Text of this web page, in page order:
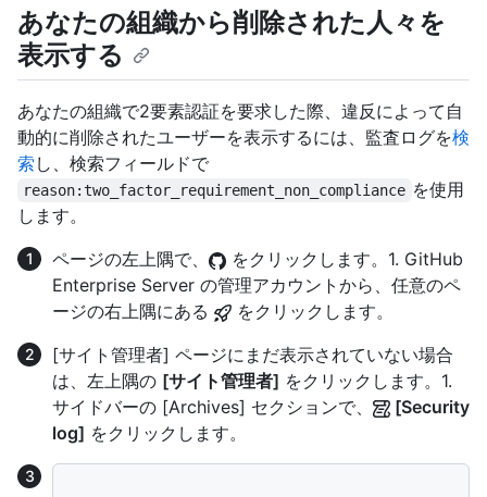
あなたの組織から削除された人々を
表示する
あなたの組織で2要素認証を要求した際、違反によって自
動的に削除されたユーザーを表示するには、監査ログを検
索 し、検索フィールドで
reason:two_factor_requirement_non_compliance を使用
します。
ページの左上隅で、
をクリックします。1. GitHub
Enterprise Server の管理アカウントから、任意のペ
ージの右上隅にある
をクリックします。
[サイト管理者] ページにまだ表示されていない場合
は、左上隅の [サイト管理者] をクリックします。1.
サイドバーの [Archives] セクションで、
[Security
log] をクリックします。